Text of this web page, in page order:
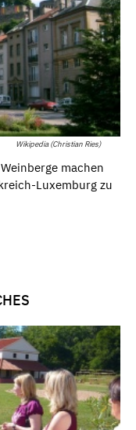
Wikipedia (Christian Ries)
machen
Luxemburg zu